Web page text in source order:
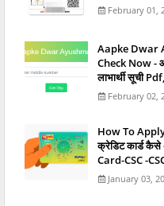
February 01,
Aapke Dwar
Check Now -
लाभार्थी सूची
February 02,
How To
क्रेडिट कार्ड
Card-CSC -
January 03,